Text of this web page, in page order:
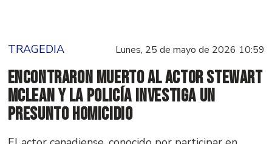
TRAGEDIA Lunes, 25 de mayo de 2026 10:59
Encontraron muerto al actor Stewart
McLean y la policía investiga un
presunto homicidio